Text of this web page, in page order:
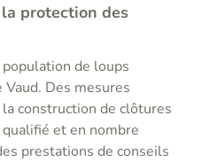
protection des
de loups
Des mesures
construction de clôtures
et en nombre
prestations de conseils